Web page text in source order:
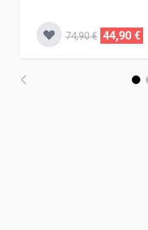
74,90 € 44,90 €